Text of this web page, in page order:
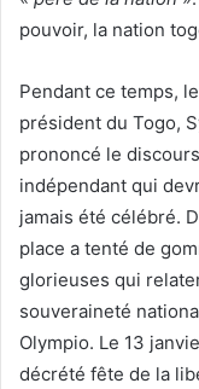
pouvoir, la nation
Pendant ce temps,
président du Togo,
prononcé le
indépendant qui
jamais été célébré.
place a tenté de
glorieuses qui
souveraineté
Olympio. Le 13
décrété fête de la